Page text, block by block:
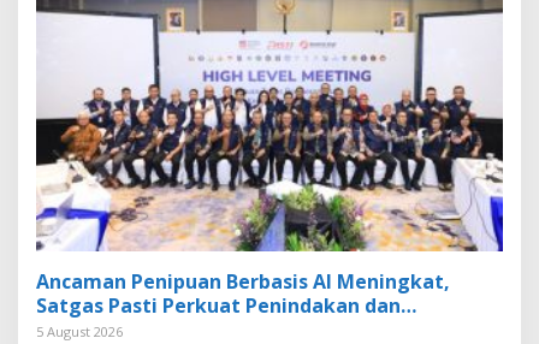
Ancaman Penipuan Berbasis AI Meningkat,
Satgas Pasti Perkuat Penindakan dan
Pengembangan Aplikasi Anti Penipuan
5 August 2026